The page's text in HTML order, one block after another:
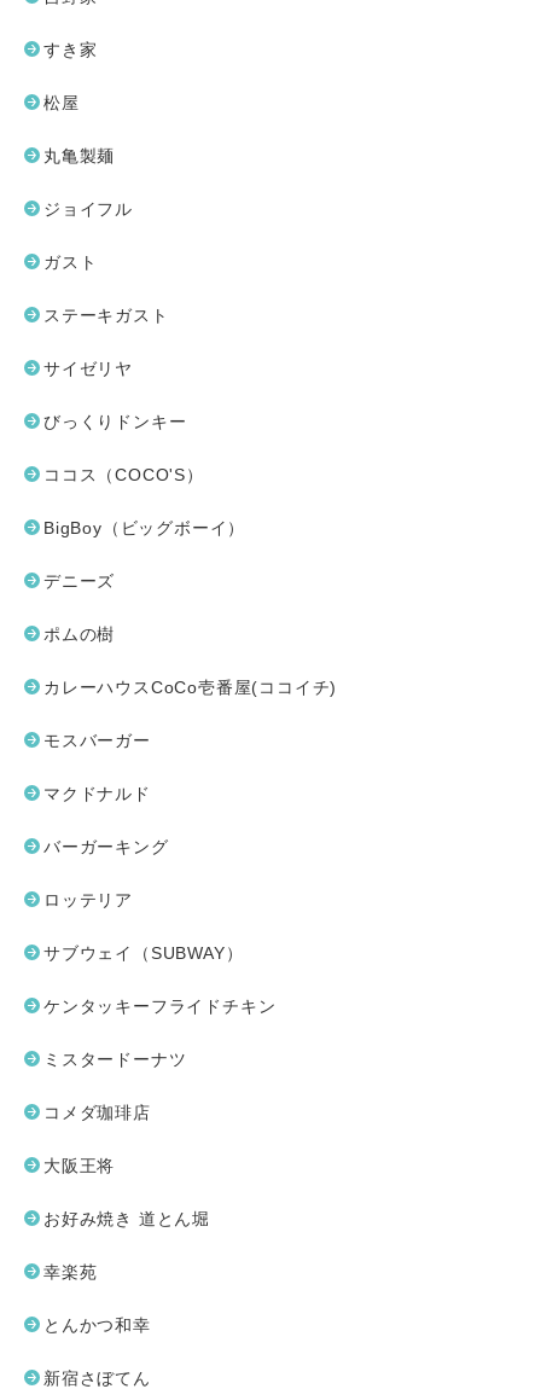
すき家
松屋
丸亀製麺
ジョイフル
ガスト
ステーキガスト
サイゼリヤ
びっくりドンキー
ココス（COCO'S）
BigBoy（ビッグボーイ）
デニーズ
ポムの樹
カレーハウスCoCo壱番屋(ココイチ)
モスバーガー
マクドナルド
バーガーキング
ロッテリア
サブウェイ（SUBWAY）
ケンタッキーフライドチキン
ミスタードーナツ
コメダ珈琲店
大阪王将
お好み焼き 道とん堀
幸楽苑
とんかつ和幸
新宿さぼてん